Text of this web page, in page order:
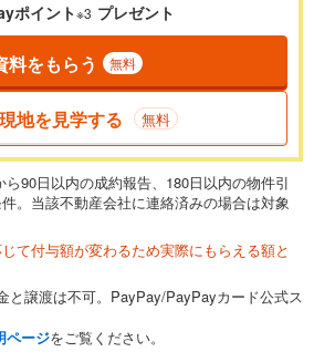
ポイント※3 プレゼント
料をもらう 無料
地を見学する 無料
90日以内の成約報告、180日以内の物件引
。当該不動産会社に連絡済みの場合は対象
て付与額が変わるため実際にもらえる額と
と譲渡は不可。PayPay/PayPayカード公式ス
ページをご覧ください。